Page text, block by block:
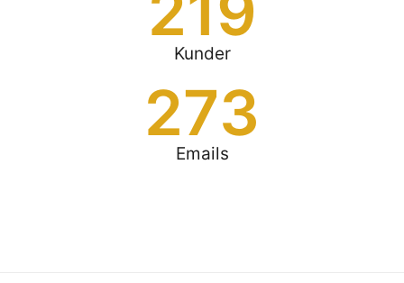
Kunder
Emails
273